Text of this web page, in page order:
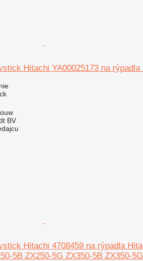
Hitachi YA00025173 na rýpadla
BV
Hitachi 4708459 na rýpadla
5B ZX250-5G ZX350-5B ZX350-